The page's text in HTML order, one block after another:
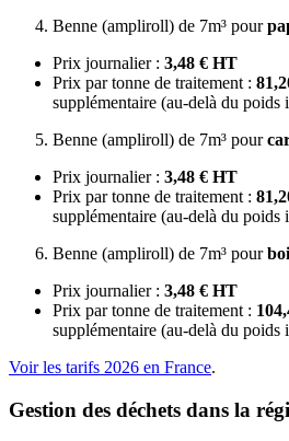
Benne (ampliroll) de 7m³ pour
Prix journalier : 3,48 € HT
Prix par tonne de traitement :
supplémentaire (au-delà du poids
Benne (ampliroll) de 7m³ pour
Prix journalier : 3,48 € HT
Prix par tonne de traitement :
supplémentaire (au-delà du poids
Benne (ampliroll) de 7m³ pour
Prix journalier : 3,48 € HT
Prix par tonne de traitement :
supplémentaire (au-delà du poids
Voir les tarifs 2026 en France.
Gestion des déchets dans la